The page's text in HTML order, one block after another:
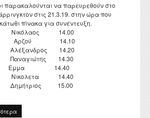
παρακαλούνται να παρευρεθούν στο
στις 21.3.19. στην ώρα που
πίνακα για συνέντευξη.
Νικόλαος 14.00
Αρζού 14.10
14.20
14.30
14.40
Νικολετα 14.40
15.00